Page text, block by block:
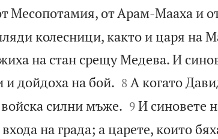
Месопотамия, от Арам-Мааха и
колесници, както и царя на
на стан срещу Медева. И
и дойдоха на бой.
8 А когато
силни мъже.
9 И синовете
на града; а царете, които